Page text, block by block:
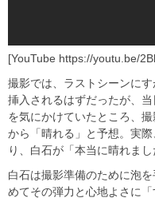
[YouTube https://youtu.be/
撮影では、ラストシーンに
挿入されるはずだったが、
を気にかけていたところ、
から「晴れる」と予想。実
り、白石が「本当に晴れま
白石は撮影準備のために泡
めてその弾力と心地よさに